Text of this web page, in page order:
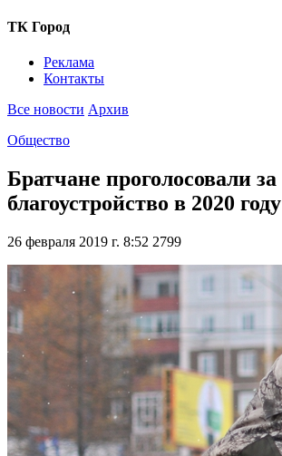
ТК Город
Реклама
Контакты
Все новости Архив
Общество
Братчане проголосовали за
благоустройство в 2020 году
26 февраля 2019 г. 8:52 2799